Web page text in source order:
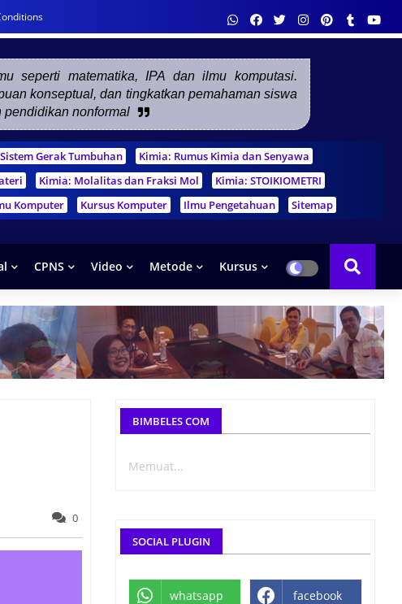
seperti matematika, IPA dan ilmu komputasi.
konseptual, dan tingkatkan pemahaman siswa
pendidikan nonformal
Gerak Tumbuhan
Kimia: Rumus Kimia dan Senyawa
Kimia: Molalitas dan Fraksi Mol
Kimia: STOIKIOMETRI
Komputer Kursus Komputer Ilmu Pengetahuan Sitemap
CPNS Video Metode Kursus
0
BIMBELES COM
Memuat...
SOCIAL PLUGIN
whatsapp facebook